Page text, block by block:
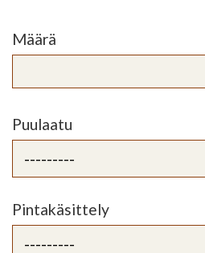
Määrä
Puulaatu
Pintakäsittely